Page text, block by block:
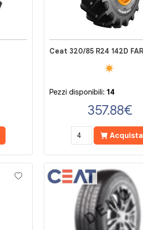
Pezzi disponibili:14
357.88€
Acquista